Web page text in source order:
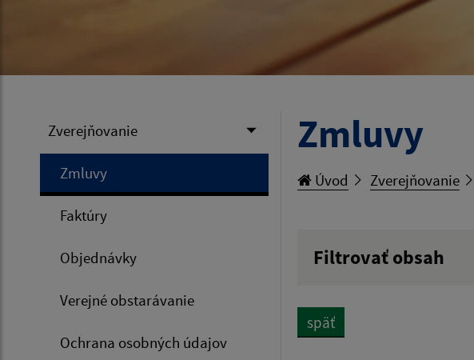
Zverejňovanie
Zmluvy
Faktúry
Objednávky
Verejné obstarávanie
Ochrana osobných údajov
Zmluvy
Úvod Zverejňovanie
Filtrovať obsah
späť